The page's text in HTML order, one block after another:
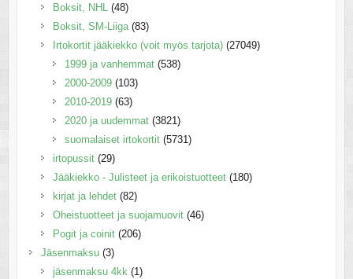
Boksit, NHL
(48)
Boksit, SM-Liiga (83)
Irtokortit jääkiekko (voit myös tarjota) (27049)
1999 ja vanhemmat (538)
2000-2009 (103)
2010-2019 (63)
2020 ja uudemmat (3821)
suomalaiset irtokortit (5731)
irtopussit (29)
Jääkiekko - Julisteet ja erikoistuotteet (180)
kirjat ja lehdet (82)
Oheistuotteet ja suojamuovit (46)
Pogit ja coinit (206)
Jäsenmaksu (3)
jäsenmaksu 4kk (1)